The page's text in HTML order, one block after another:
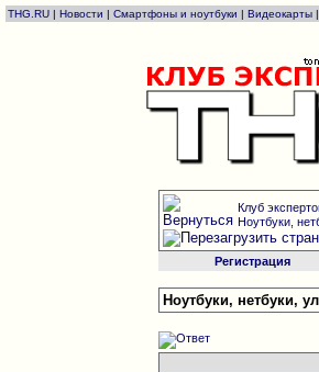
THG.RU | Новости | Смартфоны и ноутбуки | Видеокарты |
Клуб
Ноутбуки,
Регистрация
Ноутбуки, нетбуки,